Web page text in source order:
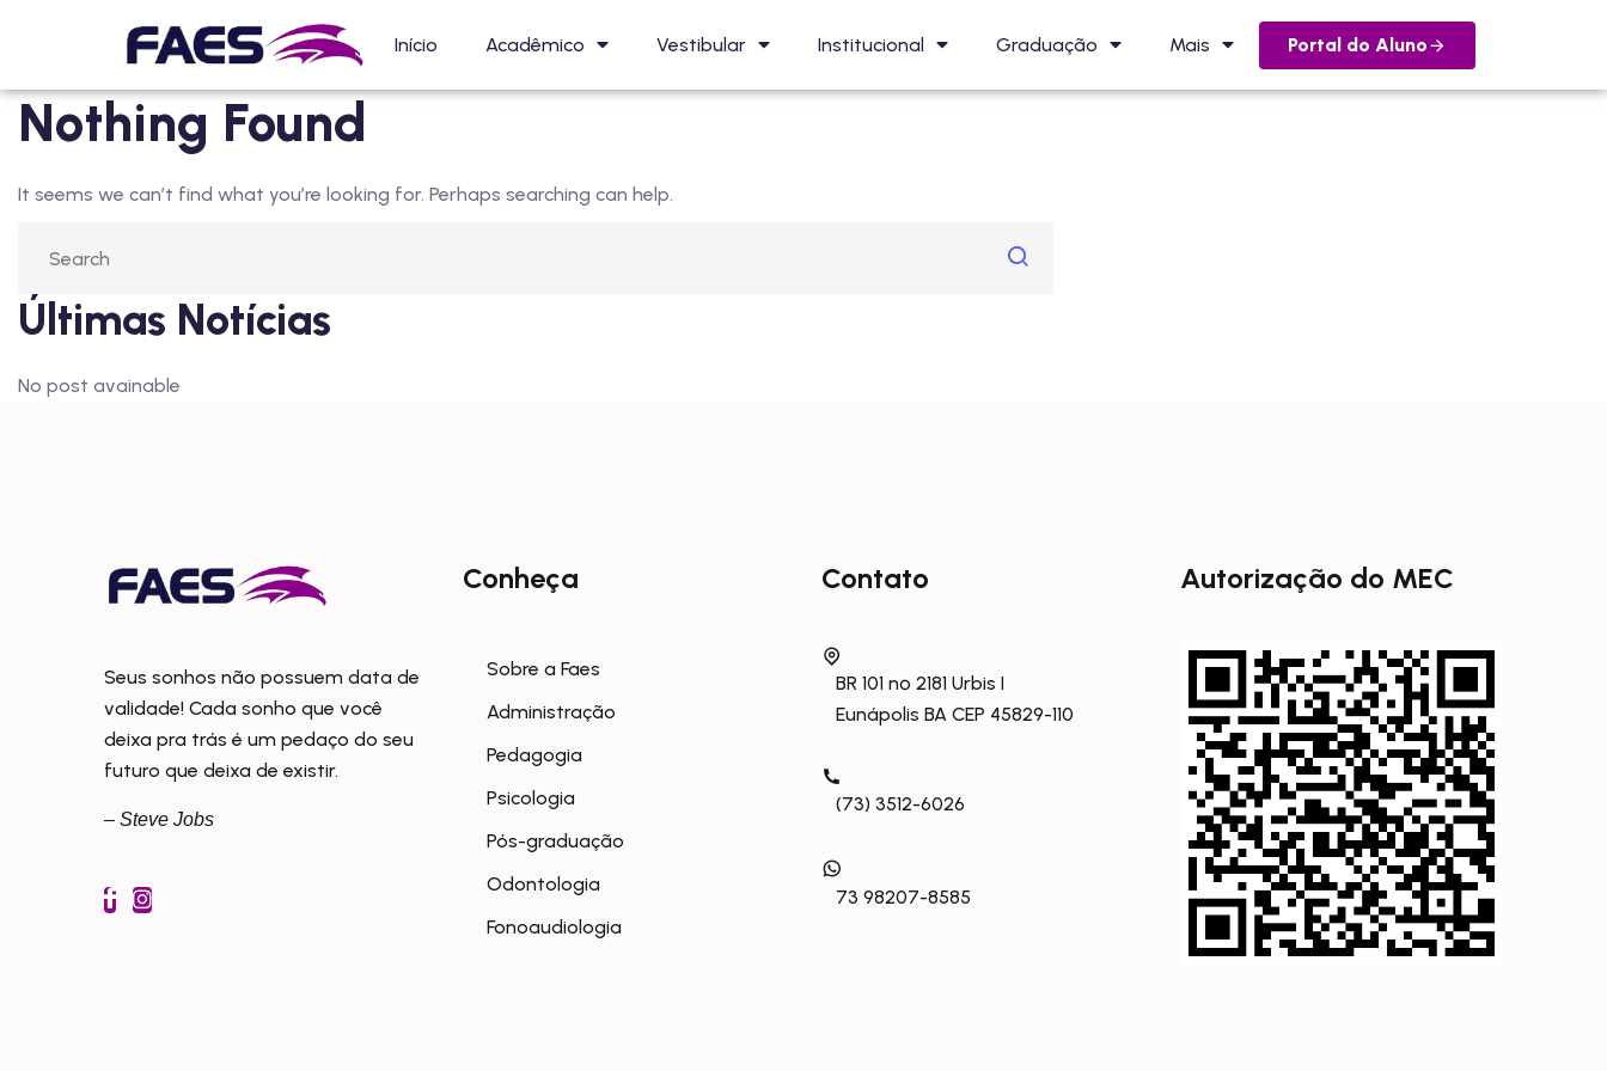
Início Acadêmico Vestibular Institucional Graduação Mais Portal do Aluno
Nothing Found
It seems we can’t find what you’re looking for. Perhaps searching can help.
Últimas Notícias
No post avainable
Seus sonhos não possuem data de
validade! Cada sonho que você
deixa pra trás é um pedaço do seu
futuro que deixa de existir.
– Steve Jobs
Conheça
Sobre a Faes
Administração
Pedagogia
Psicologia
Pós-graduação
Odontologia
Fonoaudiologia
Contato
BR 101 nº 2181 Urbis I
Eunápolis BA CEP 45829-110
(73) 3512-6026
73 98207-8585
Autorização do MEC